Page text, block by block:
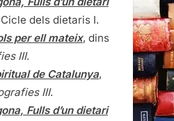
dels dietaris I.
per ell mateix, dins
III.
de Catalunya,
III.
Fulls d’un dietari